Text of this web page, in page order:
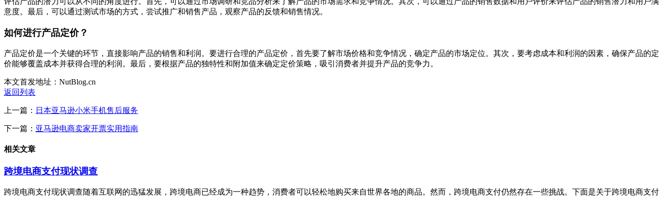
意度。最后，可以通过测试市场的方式，尝试推广和销售产品，观察产品的反馈和销售情况。
如何进行产品定价？
产品定价是一个关键的环节，直接影响产品的销售和利润。要进行合理的产品定价，首先要了解市场价格和竞争情况，确定产品的市场定位。其次，要考虑成本和利润的因素，确保产品的定
价能够覆盖成本并获得合理的利润。最后，要根据产品的独特性和附加值来确定定价策略，吸引消费者并提升产品的竞争力。
本文首发地址：NutBlog.cn
返回列表
上一篇： 日本亚马逊小米手机售后服务
下一篇： 亚马逊电商卖家开票实用指南
相关文章
跨境电商支付现状调查
跨境电商支付现状调查随着互联网的迅猛发展，跨境电商已经成为一种趋势，消费者可以轻松地购买来自世界各地的商品。然而，跨境电商支付仍然存在一些挑战。下面是关于跨境电商支付